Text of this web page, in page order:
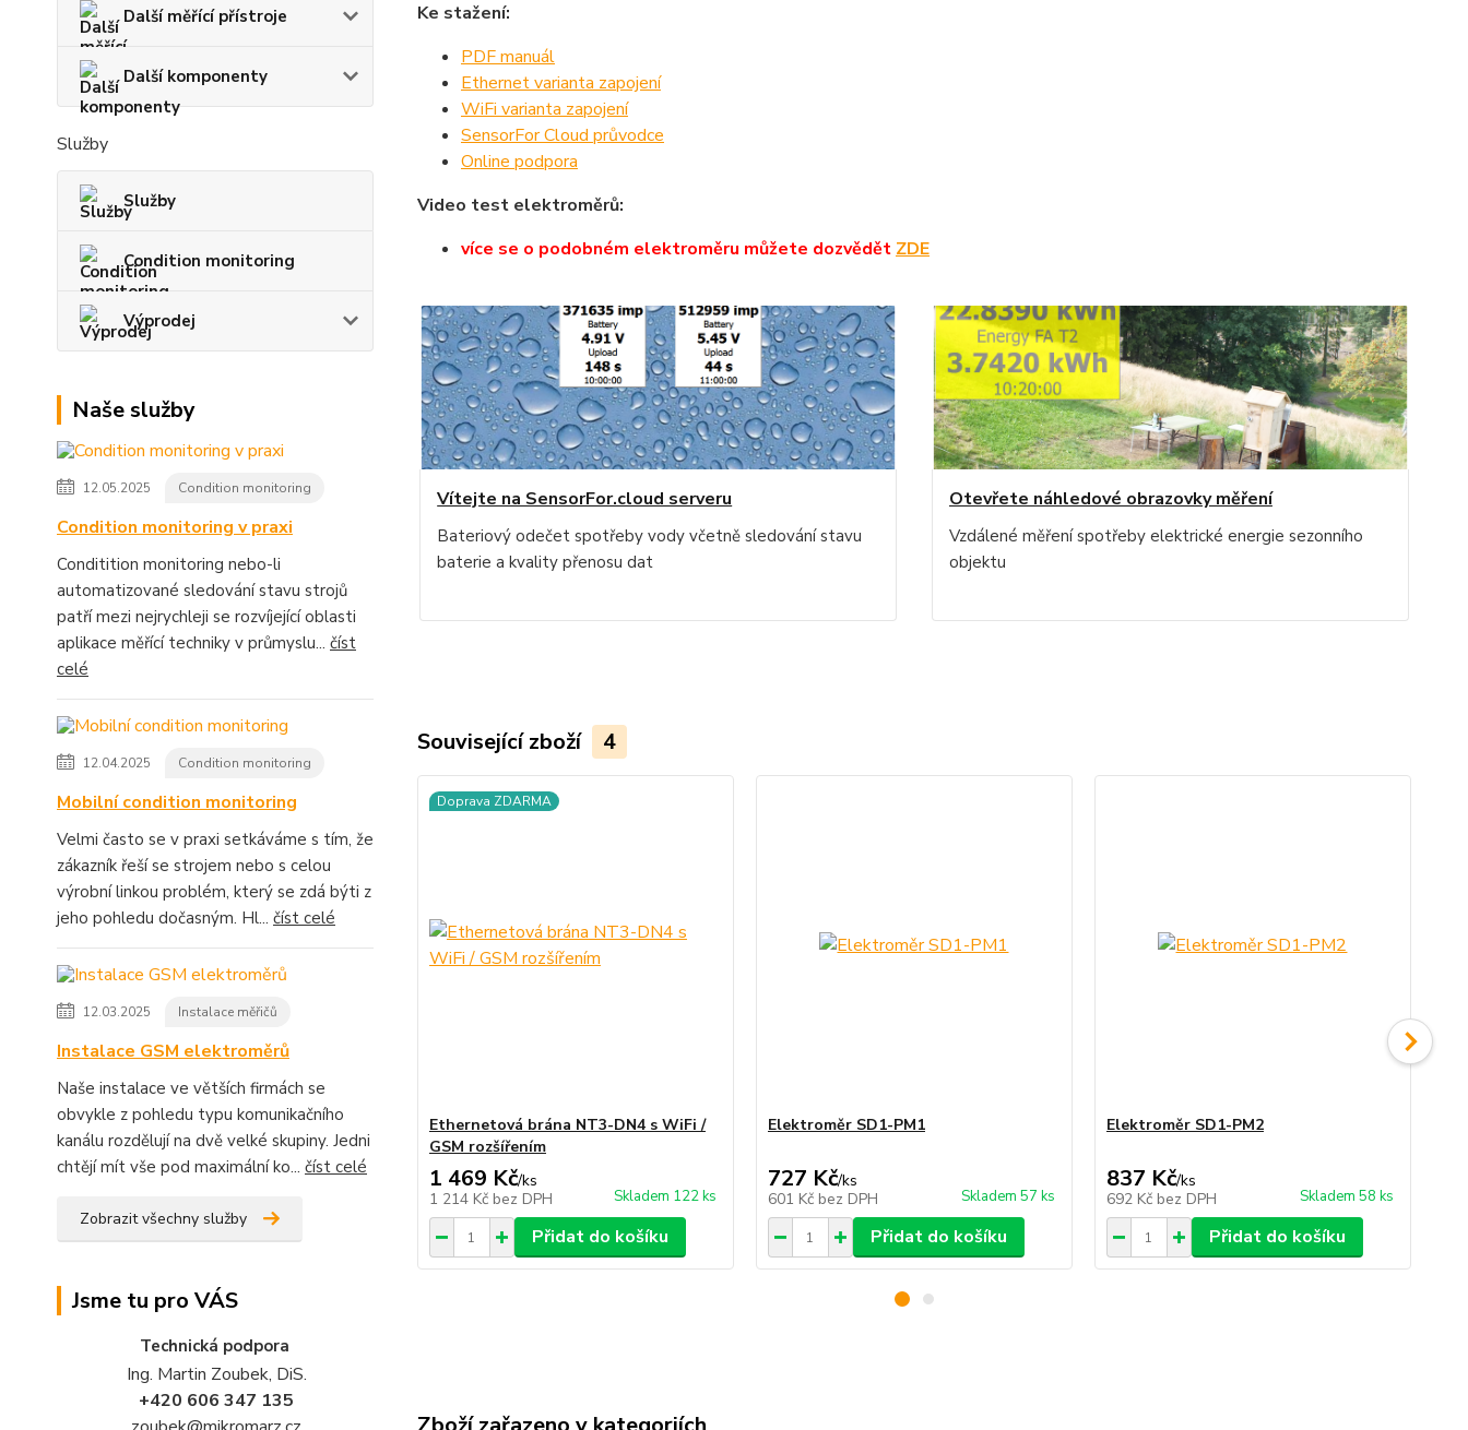
Další měřící přístroje
Další komponenty
Služby
Služby
Condition monitoring
Výprodej
Naše služby
12.05.2025 Condition monitoring
Condition monitoring v praxi
Conditition monitoring nebo-li
automatizované sledování stavu strojů
patří mezi nejrychleji se rozvíjející oblasti
aplikace měřící techniky v průmyslu... číst
celé
12.04.2025 Condition monitoring
Mobilní condition monitoring
Velmi často se v praxi setkáváme s tím, že
zákazník řeší se strojem nebo s celou
výrobní linkou problém, který se zdá býti z
jeho pohledu dočasným. Hl... číst celé
12.03.2025 Instalace měřičů
Instalace GSM elektroměrů
Naše instalace ve větších firmách se
obvykle z pohledu typu komunikačního
kanálu rozdělují na dvě velké skupiny. Jedni
chtějí mít vše pod maximální ko... číst celé
Zobrazit všechny služby
Jsme tu pro VÁS
Technická podpora
Ing. Martin Zoubek, DiS.
+420 606 347 135
Ke stažení:
PDF manuál
Ethernet varianta zapojení
WiFi varianta zapojení
SensorFor Cloud průvodce
Online podpora
Video test elektroměrů:
více se o podobném elektroměru můžete dozvědět ZDE
Vítejte na SensorFor.cloud serveru
Bateriový odečet spotřeby vody včetně sledování stavu
baterie a kvality přenosu dat
Otevřete náhledové obrazovky měření
Vzdálené měření spotřeby elektrické energie sezonního
objektu
Související zboží 4
Doprava ZDARMA
Ethernetová brána NT3-DN4 s WiFi /
GSM rozšířením
1 469 Kč/ks
1 214 Kč bez DPH Skladem 122 ks
Přidat do košíku
Elektroměr SD1-PM1
727 Kč/ks
601 Kč bez DPH Skladem 57 ks
Přidat do košíku
Elektroměr SD1-PM2
837 Kč/ks
692 Kč bez DPH Skladem 58 ks
Přidat do košíku